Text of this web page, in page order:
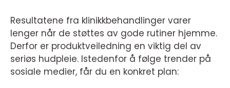
Resultatene fra klinikkbehandlinger varer
lenger når de støttes av gode rutiner hjemme.
Derfor er produktveiledning en viktig del av
seriøs hudpleie. Istedenfor å følge trender på
sosiale medier, får du en konkret plan: